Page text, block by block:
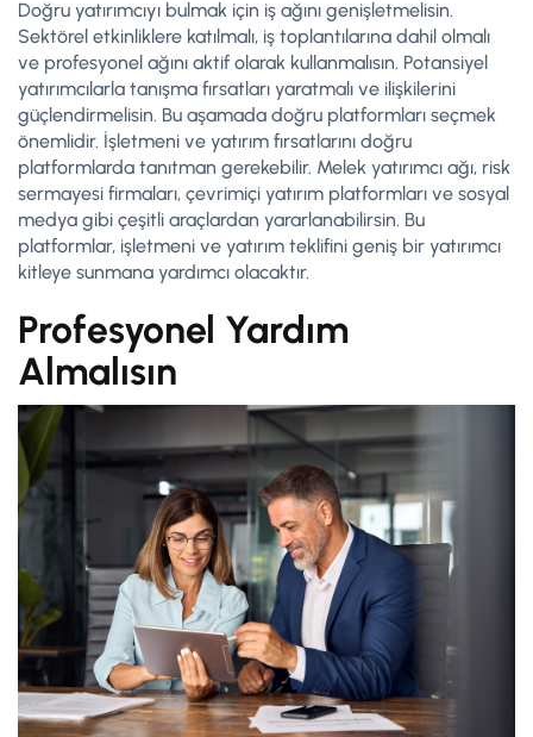
Doğru yatırımcıyı bulmak için iş ağını genişletmelisin.
Sektörel etkinliklere katılmalı, iş toplantılarına dahil olmalı
ve profesyonel ağını aktif olarak kullanmalısın. Potansiyel
yatırımcılarla tanışma fırsatları yaratmalı ve ilişkilerini
güçlendirmelisin. Bu aşamada doğru platformları seçmek
önemlidir. İşletmeni ve yatırım fırsatlarını doğru
platformlarda tanıtman gerekebilir. Melek yatırımcı ağı, risk
sermayesi firmaları, çevrimiçi yatırım platformları ve sosyal
medya gibi çeşitli araçlardan yararlanabilirsin. Bu
platformlar, işletmeni ve yatırım teklifini geniş bir yatırımcı
kitleye sunmana yardımcı olacaktır.
Profesyonel Yardım
Almalısın